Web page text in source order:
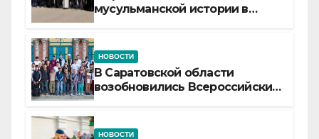
мусульманской истории в
НОВОСТИ
В Саратовской области
возобновились Всероссийские
НОВОСТИ